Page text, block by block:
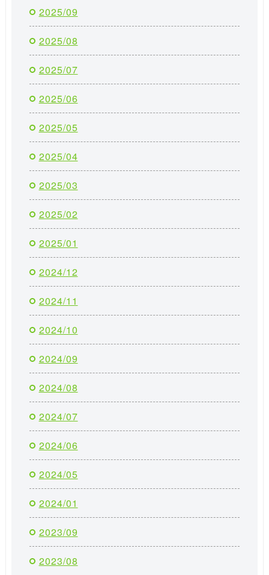
2025/09
2025/08
2025/07
2025/06
2025/05
2025/04
2025/03
2025/02
2025/01
2024/12
2024/11
2024/10
2024/09
2024/08
2024/07
2024/06
2024/05
2024/01
2023/09
2023/08